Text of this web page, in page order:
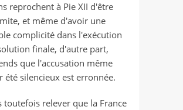
reprochent à Pie XII d'être
et même d'avoir une
complicité dans l'exécution
finale, d'autre part,
que l'accusation même
été silencieux est erronnée.
toutefois relever que la France